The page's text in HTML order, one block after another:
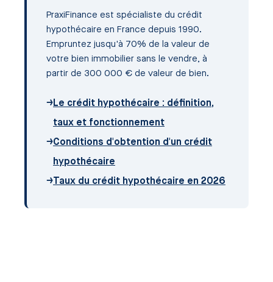
PraxiFinance est spécialiste du crédit
hypothécaire en France depuis 1990.
Empruntez jusqu'à 70% de la valeur de
votre bien immobilier sans le vendre, à
partir de 300 000 € de valeur de bien.
→Le crédit hypothécaire : définition,
taux et fonctionnement
→Conditions d'obtention d'un crédit
hypothécaire
→Taux du crédit hypothécaire en 2026